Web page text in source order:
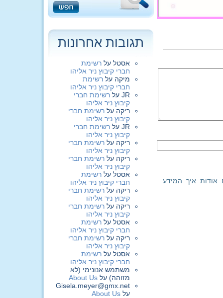
אודות איך המידע
תגובות אחרונות
אסטל על רשימת
חברי קיבוץ ניר אליהו
מיקה על רשימת
חברי קיבוץ ניר אליהו
JR על רשימת חברי
קיבוץ ניר אליהו
ריקה על רשימת חברי
קיבוץ ניר אליהו
JR על רשימת חברי
קיבוץ ניר אליהו
ריקה על רשימת חברי
קיבוץ ניר אליהו
ריקה על רשימת חברי
קיבוץ ניר אליהו
אסטל על רשימת
חברי קיבוץ ניר אליהו
ריקה על רשימת חברי
קיבוץ ניר אליהו
ריקה על רשימת חברי
קיבוץ ניר אליהו
אסטל על רשימת
חברי קיבוץ ניר אליהו
ריקה על רשימת חברי
קיבוץ ניר אליהו
אסטל על רשימת
חברי קיבוץ ניר אליהו
משתמש אנונימי (לא
מזוהה) על About Us
Gisela.meyer@gmx.net
על About Us